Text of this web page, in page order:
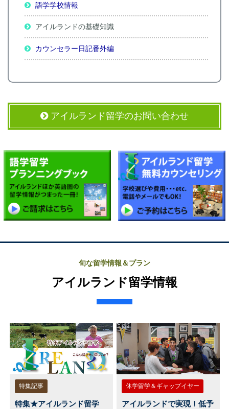
語学学校情報
アイルランドの基礎知識
カウンセラー日記番外編
アイルランド留学のお問い合わせ
旬な留学情報＆プラン
アイルランド留学情報
特集記事
特集★アイルランド留学
休学留学＆ギャップイヤー
アイルランドで実現！低予